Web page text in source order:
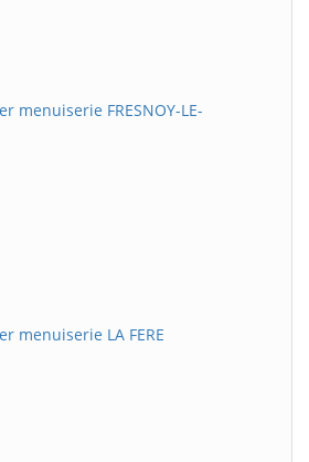
menuiserie FRESNOY-LE-
menuiserie LA FERE